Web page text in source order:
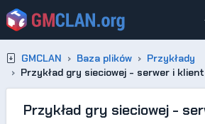
GMCLAN Baza plików
Przykłady
Przykład gry sieciowej - serwer i
Przykład gry sieciowej -